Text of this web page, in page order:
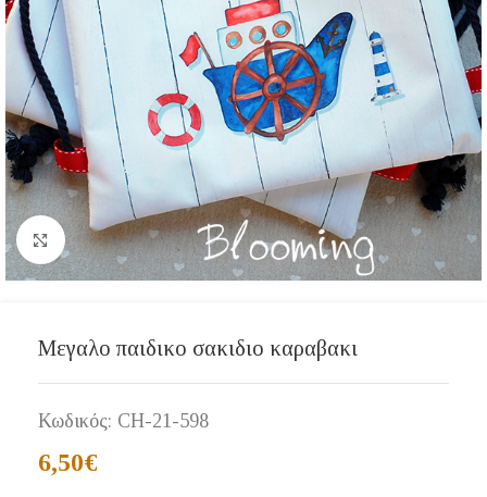
Click to enlarge
Μεγαλο παιδικο σακιδιο καραβακι
Κωδικός: CH-21-598
6,50€